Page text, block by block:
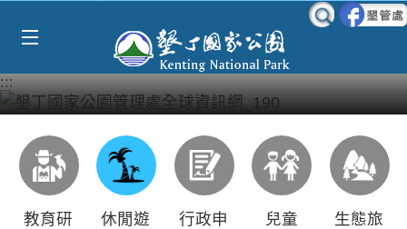
:::
教育研
休閒遊
行政申
兒童
生態旅